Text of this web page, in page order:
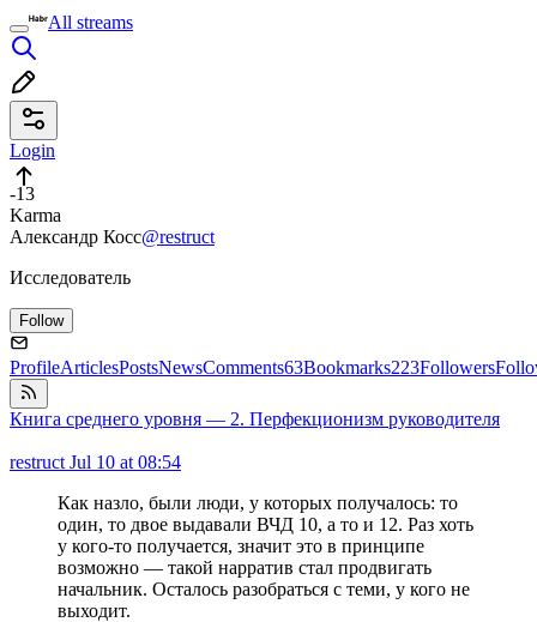
All streams
Login
-13
Karma
Александр Косс@restruct
Исследователь
Follow
ProfileArticlesPostsNewsComments63Bookmarks223Followers
Книга среднего уровня — 2. Перфекционизм руководителя
restruct Jul 10 at 08:54
Как назло, были люди, у которых получалось: то
один, то двое выдавали ВЧД 10, а то и 12. Раз хоть
у кого-то получается, значит это в принципе
возможно — такой нарратив стал продвигать
начальник. Осталось разобраться с теми, у кого не
выходит.